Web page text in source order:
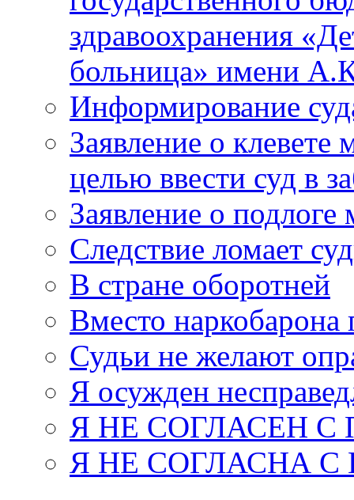
здравоохранения
больница» имени
Информирование
Заявление о клевете
целью ввести суд в
Заявление о
Следствие ломает
В стране оборотней
Вместо
Судьи не желают
Я осужден
Я НЕ СОГЛАСЕН
Я НЕ СОГЛАСНА